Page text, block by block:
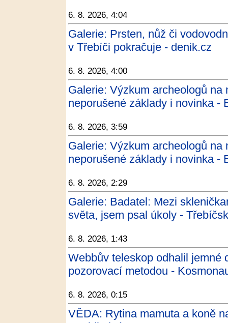
6. 8. 2026, 4:04
Galerie: Prsten, nůž či
v Třebíči pokračuje - denik.cz
6. 8. 2026, 4:00
Galerie: Výzkum archeologů
neporušené základy i novinka -
6. 8. 2026, 3:59
Galerie: Výzkum archeologů
neporušené základy i novinka -
6. 8. 2026, 2:29
Galerie: Badatel: Mezi
světa, jsem psal úkoly -
6. 8. 2026, 1:43
Webbův teleskop odhalil jemné
pozorovací metodou -
6. 8. 2026, 0:15
VĚDA: Rytina mamuta a koně